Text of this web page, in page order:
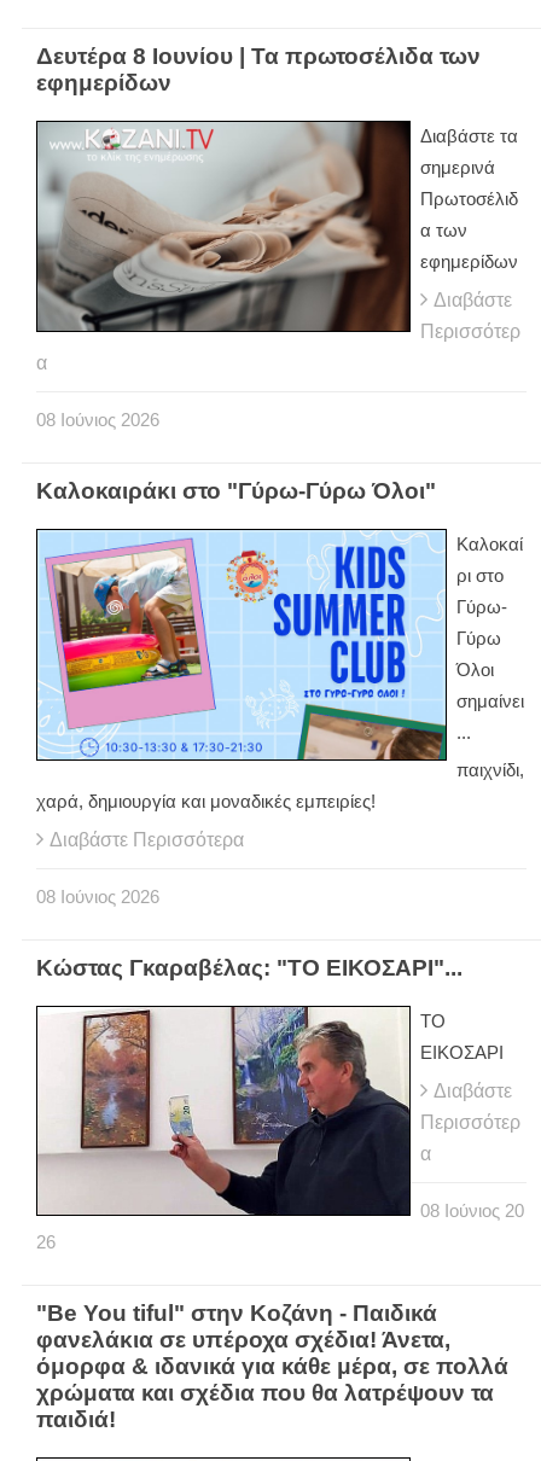
Δευτέρα 8 Ιουνίου | Τα πρωτοσέλιδα των
εφημερίδων
Διαβάστε τα
σημερινά
Πρωτοσέλιδ
α των
εφημερίδων
Διαβάστε
Περισσότερ
α
08 Ιούνιος 2026
Καλοκαιράκι στο "Γύρω-Γύρω Όλοι"
Καλοκαί
ρι στο
Γύρω-
Γύρω
Όλοι
σημαίνει
...
παιχνίδι,
χαρά, δημιουργία και μοναδικές εμπειρίες!
Διαβάστε Περισσότερα
08 Ιούνιος 2026
Κώστας Γκαραβέλας: "ΤΟ ΕΙΚΟΣΑΡΙ"...
ΤΟ
ΕΙΚΟΣΑΡΙ
Διαβάστε
Περισσότερ
α
08 Ιούνιος 20
26
"Be You tiful" στην Κοζάνη - Παιδικά
φανελάκια σε υπέροχα σχέδια! Άνετα,
όμορφα & ιδανικά για κάθε μέρα, σε πολλά
χρώματα και σχέδια που θα λατρέψουν τα
παιδιά!